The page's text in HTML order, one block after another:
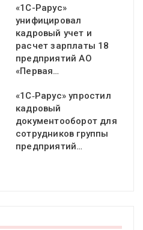
«1С-Рарус»
унифицировал
кадровый учет и
расчет зарплаты 18
предприятий АО
«Первая…
«1С‑Рарус» упростил
кадровый
документооборот для
сотрудников группы
предприятий…